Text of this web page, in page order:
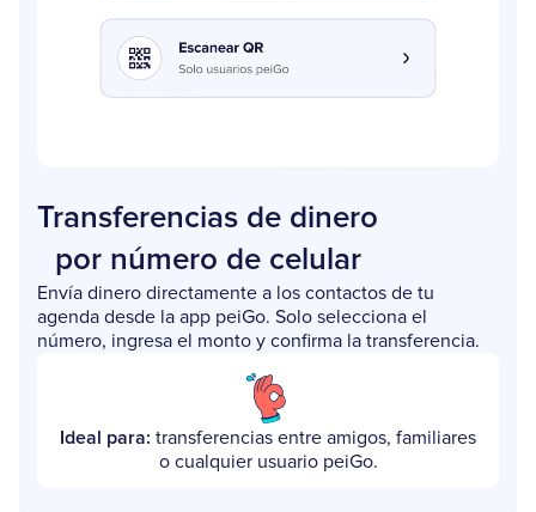
Transferencias de dinero
por número de celular
Envía dinero directamente a los contactos de tu
agenda desde la app peiGo. Solo selecciona el
número, ingresa el monto y confirma la transferencia.
Ideal para: transferencias entre amigos, familiares
o cualquier usuario peiGo.